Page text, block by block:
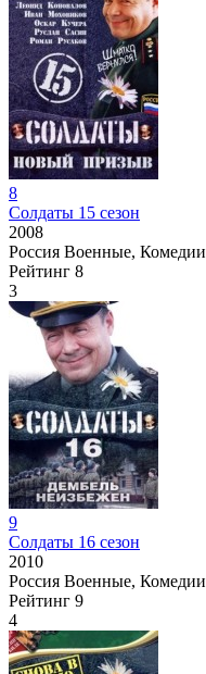
8
Солдаты 15 сезон
2008
Россия Военные, Комедии
Рейтинг 8
3
9
Солдаты 16 сезон
2010
Россия Военные, Комедии
Рейтинг 9
4